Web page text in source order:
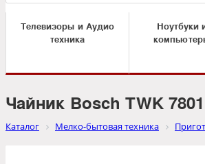
Телевизоры и Аудио
техника
Ноутбуки
Чайник Bosch TWK 7801
Каталог Мелко-бытовая техника